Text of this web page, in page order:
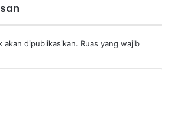
akan dipublikasikan. Ruas yang wajib